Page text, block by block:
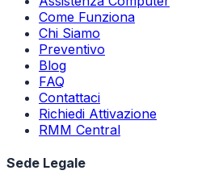
Come Funziona
Chi Siamo
Preventivo
Blog
FAQ
Contattaci
Richiedi Attivazione
RMM Central
Sede Legale